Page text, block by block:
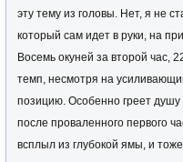
эту тему из головы. Нет, я не
который сам идет в руки, на
Восемь окуней за второй час,
темп, несмотря на
позицию. Особенно греет
после проваленного первого
всплыл из глубокой ямы, и